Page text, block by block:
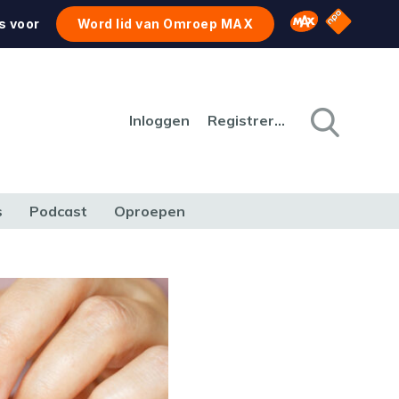
voor Word lid van Omroep MAX Omroep MAX
NPO
Inloggen Registreren
Podcast Oproepen